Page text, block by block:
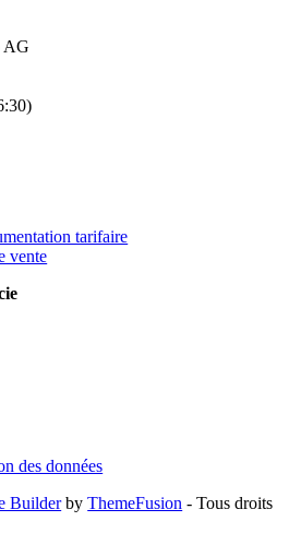
AG
tarifaire
vente
des données
BuilderbyThemeFusion - Tous droits